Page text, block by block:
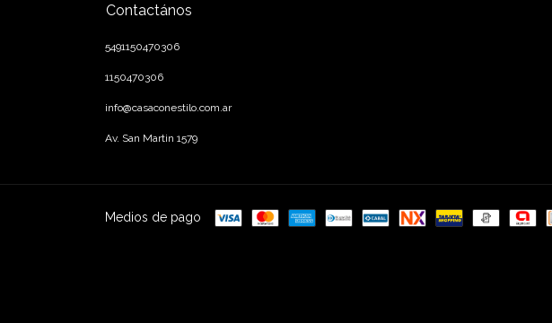
Contactános
5491150470306
1150470306
info@casaconestilo.com.ar
Av. San Martin 1579
Medios de pago